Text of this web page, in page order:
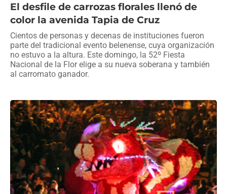
El desfile de carrozas florales llenó de
color la avenida Tapia de Cruz
Cientos de personas y decenas de instituciones fueron
parte del tradicional evento belenense, cuya organización
no estuvo a la altura. Este domingo, la 52º Fiesta
Nacional de la Flor elige a su nueva soberana y también
al carromato ganador.